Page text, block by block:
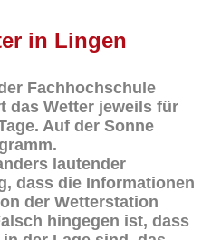
in Lingen
Fachhochschule
das Wetter jeweils für
Auf der Sonne
lautender
dass die Informationen
der Wetterstation
hingegen ist, dass